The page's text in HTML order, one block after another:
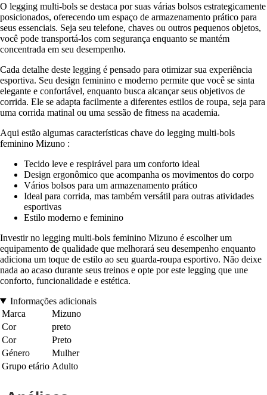
O legging multi-bols se destaca por suas várias bolsos estrategicamente
posicionados, oferecendo um espaço de armazenamento prático para
seus essenciais. Seja seu telefone, chaves ou outros pequenos objetos,
você pode transportá-los com segurança enquanto se mantém
concentrada em seu desempenho.
Cada detalhe deste legging é pensado para otimizar sua experiência
esportiva. Seu design feminino e moderno permite que você se sinta
elegante e confortável, enquanto busca alcançar seus objetivos de
corrida. Ele se adapta facilmente a diferentes estilos de roupa, seja para
uma corrida matinal ou uma sessão de fitness na academia.
Aqui estão algumas características chave do legging multi-bols
feminino Mizuno :
Tecido leve e respirável para um conforto ideal
Design ergonômico que acompanha os movimentos do corpo
Vários bolsos para um armazenamento prático
Ideal para corrida, mas também versátil para outras atividades
esportivas
Estilo moderno e feminino
Investir no legging multi-bols feminino Mizuno é escolher um
equipamento de qualidade que melhorará seu desempenho enquanto
adiciona um toque de estilo ao seu guarda-roupa esportivo. Não deixe
nada ao acaso durante seus treinos e opte por este legging que une
conforto, funcionalidade e estética.
Informações adicionais
Marca
Mizuno
Cor
preto
Cor
Preto
Género
Mulher
Grupo etário Adulto